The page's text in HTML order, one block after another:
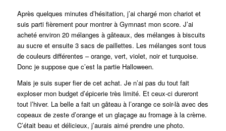
Après quelques minutes d’hésitation, j’ai chargé mon chariot et
suis parti fièrement pour montrer à Gymnast mon score. J’ai
acheté environ 20 mélanges à gâteaux, des mélanges à biscuits
au sucre et ensuite 3 sacs de paillettes. Les mélanges sont tous
de couleurs différentes – orange, vert, violet, noir et turquoise.
Donc je suppose que c’est la partie Halloween.
Mais je suis super fier de cet achat. Je n’ai pas du tout fait
exploser mon budget d’épicerie très limité. Et ceux-ci dureront
tout l’hiver. La belle a fait un gâteau à l’orange ce soir-là avec des
copeaux de zeste d’orange et un glaçage au fromage à la crème.
C’était beau et délicieux, j’aurais aimé prendre une photo.